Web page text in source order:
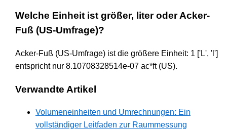
Welche Einheit ist größer, liter oder Acker-
Fuß (US-Umfrage)?
Acker-Fuß (US-Umfrage) ist die größere Einheit: 1 ['L', 'l']
entspricht nur 8.10708328514e-07 ac*ft (US).
Verwandte Artikel
Volumeneinheiten und Umrechnungen: Ein
vollständiger Leitfaden zur Raummessung